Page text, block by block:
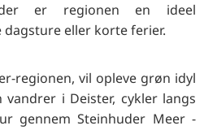
JA
BG
er regionen en ideel
eller korte ferier.
regionen, vil opleve grøn idyl
i Deister, cykler langs
gennem Steinhuder Meer -